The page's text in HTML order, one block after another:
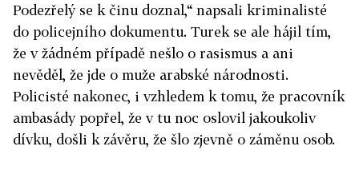
Podezřelý se k činu doznal,“ napsali kriminalisté
do policejního dokumentu. Turek se ale hájil tím,
že v žádném případě nešlo o rasismus a ani
nevěděl, že jde o muže arabské národnosti.
Policisté nakonec, i vzhledem k tomu, že pracovník
ambasády popřel, že v tu noc oslovil jakoukoliv
dívku, došli k závěru, že šlo zjevně o záměnu osob.